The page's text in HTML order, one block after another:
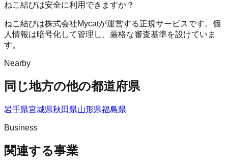
ねこ結びは安全に利用できますか？
ねこ結びは株式会社Mycatが運営する正規サービスです。個
人情報は暗号化して管理し、厳格な審査基準を設けていま
す。
Nearby
同じ地方の他の都道府県
岩手県宮城県秋田県山形県福島県
Business
関連する事業